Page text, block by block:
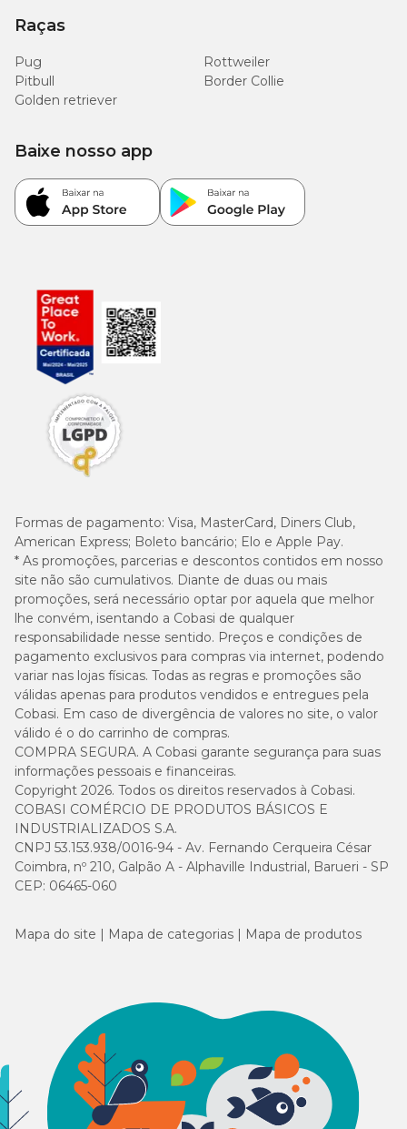
Raças
Pug
Rottweiler
Pitbull
Border Collie
Golden retriever
Formas de pagamento: Visa, MasterCard, Diners Club,
American Express; Boleto bancário; Elo e Apple Pay.
* As promoções, parcerias e descontos contidos em nosso
site não são cumulativos. Diante de duas ou mais
promoções, será necessário optar por aquela que melhor
lhe convém, isentando a Cobasi de qualquer
responsabilidade nesse sentido. Preços e condições de
pagamento exclusivos para compras via internet, podendo
variar nas lojas físicas. Todas as regras e promoções são
válidas apenas para produtos vendidos e entregues pela
Cobasi. Em caso de divergência de valores no site, o valor
válido é o do carrinho de compras.
COMPRA SEGURA. A Cobasi garante segurança para suas
informações pessoais e financeiras.
Copyright 2026. Todos os direitos reservados à Cobasi.
COBASI COMÉRCIO DE PRODUTOS BÁSICOS E
INDUSTRIALIZADOS S.A.
CNPJ 53.153.938/0016-94 - Av. Fernando Cerqueira César
Coimbra, nº 210, Galpão A - Alphaville Industrial, Barueri - SP
CEP: 06465-060
Baixe nosso app
Mapa do site Mapa de categorias Mapa de produtos